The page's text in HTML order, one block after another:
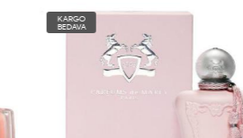
KARGO
BEDAVA